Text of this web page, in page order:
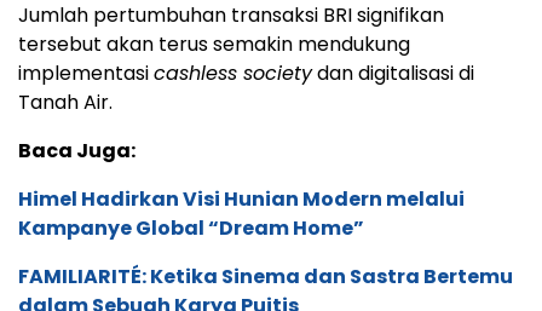
Jumlah pertumbuhan transaksi BRI signifikan
tersebut akan terus semakin mendukung
implementasicashless societydan digitalisasi di
Tanah Air.
Baca Juga:
Himel Hadirkan Visi Hunian Modern melalui
Kampanye Global “Dream Home”
FAMILIARITÉ: Ketika Sinema dan Sastra Bertemu